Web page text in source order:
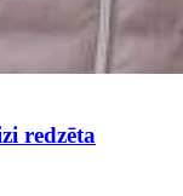
redzēta